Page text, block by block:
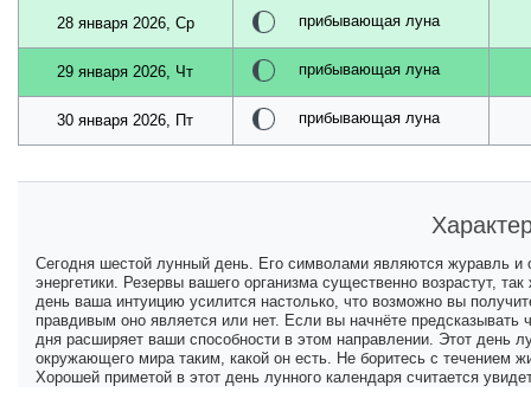
28 января 2026, Ср прибывающая луна
29 января 2026, Чт прибывающая луна
30 января 2026, Пт прибывающая луна
Сегодня шестой лунный день. Его символами являются журавль и
энергетики. Резервы вашего организма существенно возрастут,
день ваша интуицию усилится настолько, что возможно вы
правдивым оно является или нет. Если вы начнёте
дня расширяет ваши способности в этом направлении. Этот день
окружающего мира таким, какой он есть. Не боритесь с течением
Хорошей приметой в этот день лунного календаря считается